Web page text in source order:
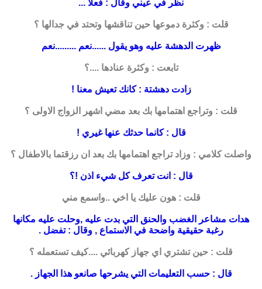
نظر في عيني وقال : فعلا ...
قلت : وكثرة دموعها حين تناقشها وتحتد في جدالها ؟
ظهرت الدهشة عليه وهو يقول ......نعم .........نعم
تابعت : وكثرة عنادها ....؟
زادت دهشتة : كانك تعيش معنا !
قلت : وتراجع اهتمامها بك بعد مضي اشهر الزواج الاولى ؟
قال : كانما حدثك عنها غيري !
واصلت كلامي : وزاد تراجع اهتمامها بك بعد ان رزقتما بالاطفال ؟
قال : انت تعرف كل شيء اذن !؟
قلت : هون عليك يا اخي ..واسمع مني
هدات مشاعر الغضب والحنق التي بدت عليه ,وحلت عليه مكانها
رغبة حقيقية واضحة في الاستماع , وقال : تفضل .
قلت : حين تشتري اي جهاز كهربائي ....كيف تستعمله ؟
قال : حسب التعليمات التي يشرحها صانعو هذا الجهاز .